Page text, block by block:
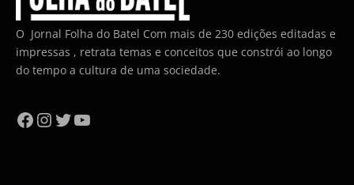
O Jornal Folha do Batel Com mais de 230 edições editadas e
impressas , retrata temas e conceitos que constrói ao longo
do tempo a cultura de uma sociedade.
Facebook
Instagram
Twitter
YouTube